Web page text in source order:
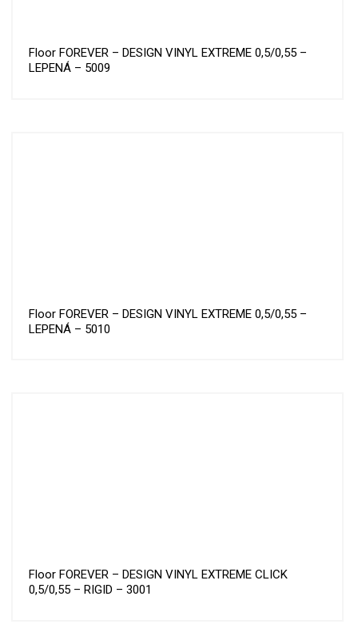
Floor FOREVER – DESIGN VINYL EXTREME 0,5/0,55 –
LEPENÁ – 5009
Floor FOREVER – DESIGN VINYL EXTREME 0,5/0,55 –
LEPENÁ – 5010
Floor FOREVER – DESIGN VINYL EXTREME CLICK
0,5/0,55 – RIGID – 3001